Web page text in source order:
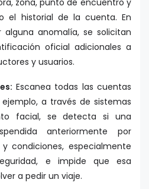
zona, punto de encuentro y
el historial de la cuenta. En
anomalía, se solicitan
oficial adicionales a
y usuarios.
Escanea todas las cuentas
a través de sistemas
facial, se detecta si una
anteriormente por
condiciones, especialmente
e impide que esa
a pedir un viaje.